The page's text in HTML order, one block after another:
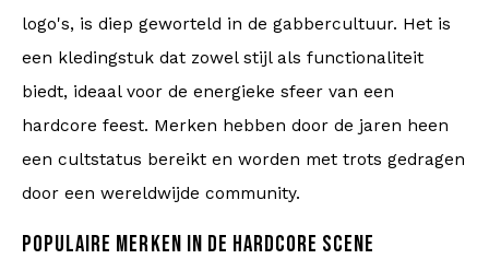
logo's, is diep geworteld in de gabbercultuur. Het is
een kledingstuk dat zowel stijl als functionaliteit
biedt, ideaal voor de energieke sfeer van een
hardcore feest. Merken hebben door de jaren heen
een cultstatus bereikt en worden met trots gedragen
door een wereldwijde community.
POPULAIRE MERKEN IN DE HARDCORE SCENE